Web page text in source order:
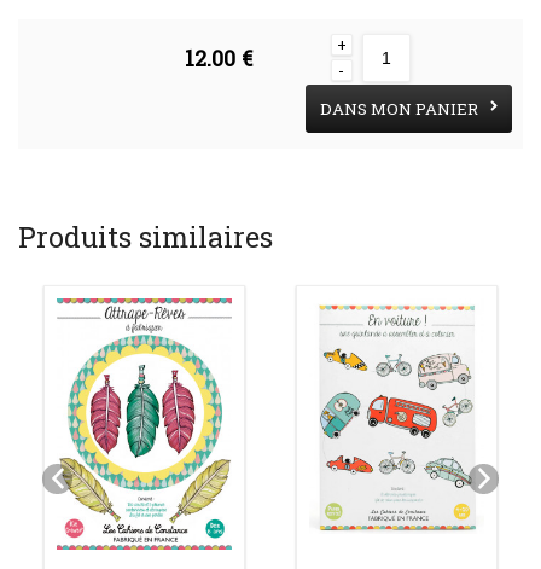
12.00 €
+
-
DANS MON PANIER
Produits similaires